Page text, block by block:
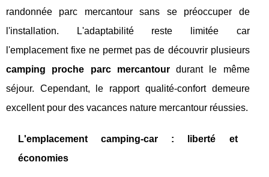
randonnée parc mercantour sans se préoccuper de
l'installation. L'adaptabilité reste limitée car
l'emplacement fixe ne permet pas de découvrir plusieurs
camping proche parc mercantourdurant le même
séjour. Cependant, le rapport qualité-confort demeure
excellent pour des vacances nature mercantour réussies.
L'emplacement camping-car : liberté et
économies